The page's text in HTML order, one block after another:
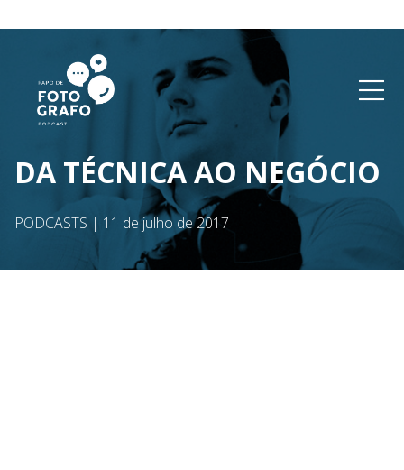
DA TÉCNICA AO NEGÓCIO
PODCASTS | 11 de julho de 2017